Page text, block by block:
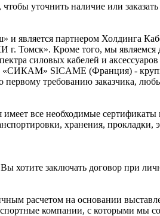
уточнить наличие или
является партнером Холдинга
Томск». Кроме того, мы являемся
силовых кабелей и
SICAME (Франция) -
первому требованию заказчика,
все необходимые
хранения,
хотите заключать договор при
расчетом на основании
компании, с которыми мы